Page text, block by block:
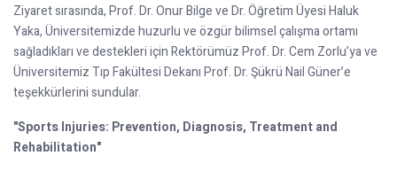
Ziyaret sırasında, Prof. Dr. Onur Bilge ve Dr. Öğretim Üyesi Haluk
Yaka, Üniversitemizde huzurlu ve özgür bilimsel çalışma ortamı
sağladıkları ve destekleri için Rektörümüz Prof. Dr. Cem Zorlu’ya ve
Üniversitemiz Tıp Fakültesi Dekanı Prof. Dr. Şükrü Nail Güner’e
teşekkürlerini sundular.
"Sports Injuries: Prevention, Diagnosis, Treatment and
Rehabilitation"